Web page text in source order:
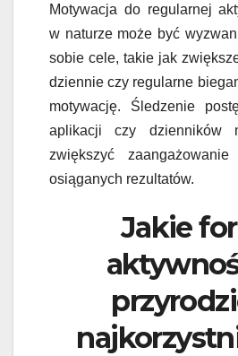
Motywacja do regularnej
w naturze może być
sobie cele, takie jak
dziennie czy regularne
motywację. Śledzenie
aplikacji czy dzienników
zwiększyć
osiąganych rezultatów.
Jakie